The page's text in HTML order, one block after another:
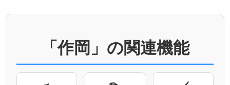
「作岡」の関連機能